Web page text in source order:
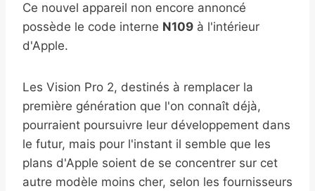
Ce nouvel appareil non encore annoncé
possède le code interne N109 à l'intérieur
d'Apple.
Les Vision Pro 2, destinés à remplacer la
première génération que l'on connaît déjà,
pourraient poursuivre leur développement dans
le futur, mais pour l'instant il semble que les
plans d'Apple soient de se concentrer sur cet
autre modèle moins cher, selon les fournisseurs